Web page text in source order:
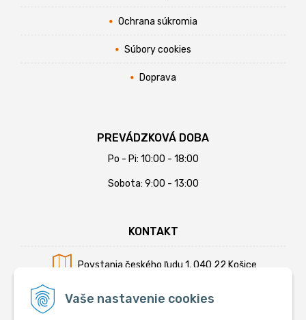
Vaše nastavenie cookies
Ochrana súkromia
Súbory cookies
Doprava
PREVÁDZKOVÁ DOBA
Po - Pi: 10:00 - 18:00
Sobota: 9:00 - 13:00
KONTAKT
Povstania českého ľudu 1, 040 22 Košice
Mobil:+421 902 794 355